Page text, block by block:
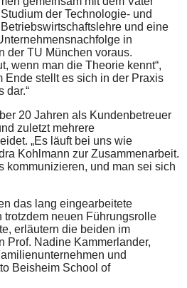
der Technologie- und
und eine
in
der TU München voraus.
wenn man die Theorie kennt“,
Ende stellt es sich in der Praxis
dar.“
20 Jahren als Kundenbetreuer
zuletzt mehrere
„Es läuft bei uns wie
Kohlmann zur Zusammenarbeit.
kommunizieren, und man sei sich
das lang eingearbeitete
trotzdem neuen Führungsrolle
erläutern die beiden im
Prof. Nadine Kammerlander,
und
Beisheim School of